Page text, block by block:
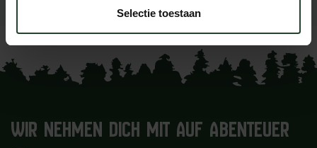
Selectie toestaanIhre Bewertung hinzufügen
WIR NEHMEN DICH MIT AUF ABENTEUER